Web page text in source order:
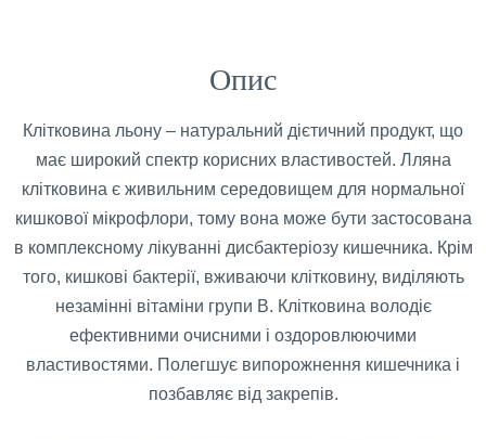
Опис
Клітковина льону – натуральний дієтичний продукт, що
має широкий спектр корисних властивостей. Лляна
клітковина є живильним середовищем для нормальної
кишкової мікрофлори, тому вона може бути застосована
в комплексному лікуванні дисбактеріозу кишечника. Крім
того, кишкові бактерії, вживаючи клітковину, виділяють
незамінні вітаміни групи В. Клітковина володіє
ефективними очисними і оздоровлюючими
властивостями. Полегшує випорожнення кишечника і
позбавляє від закрепів.